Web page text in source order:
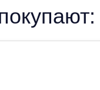
отопления